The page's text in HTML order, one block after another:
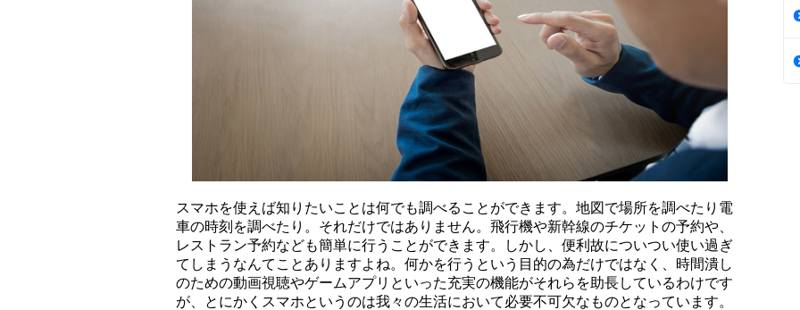
スマホを使えば知りたいことは何でも調べることができます。地図で場所を調べたり電
車の時刻を調べたり。それだけではありません。飛行機や新幹線のチケットの予約や、
レストラン予約なども簡単に行うことができます。しかし、便利故についつい使い過ぎ
てしまうなんてことありますよね。何かを行うという目的の為だけではなく、時間潰し
のための動画視聴やゲームアプリといった充実の機能がそれらを助長しているわけです
が、とにかくスマホというのは我々の生活において必要不可欠なものとなっています。